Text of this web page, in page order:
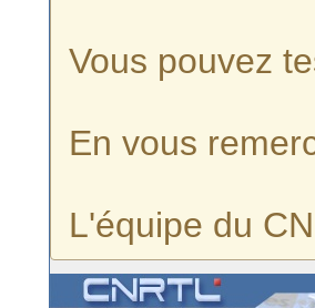
Vous pouvez
En vous
L'équipe du